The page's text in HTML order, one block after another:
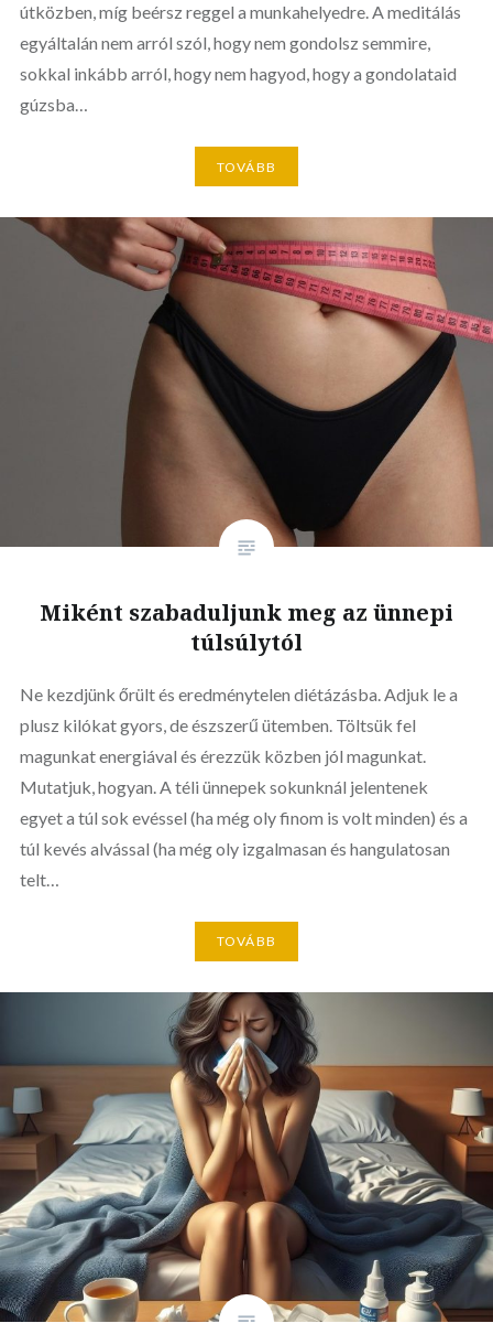
útközben, míg beérsz reggel a munkahelyedre. A meditálás
egyáltalán nem arról szól, hogy nem gondolsz semmire,
sokkal inkább arról, hogy nem hagyod, hogy a gondolataid
gúzsba…
TOVÁBB
Miként szabaduljunk meg az ünnepi
túlsúlytól
Ne kezdjünk őrült és eredménytelen diétázásba. Adjuk le a
plusz kilókat gyors, de észszerű ütemben. Töltsük fel
magunkat energiával és érezzük közben jól magunkat.
Mutatjuk, hogyan. A téli ünnepek sokunknál jelentenek
egyet a túl sok evéssel (ha még oly finom is volt minden) és a
túl kevés alvással (ha még oly izgalmasan és hangulatosan
telt…
TOVÁBB